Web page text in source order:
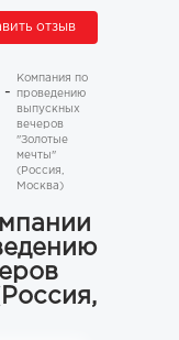
отзыв
Компания по
проведению
выпускных
вечеров
"Золотые
мечты"
(Россия,
Москва)